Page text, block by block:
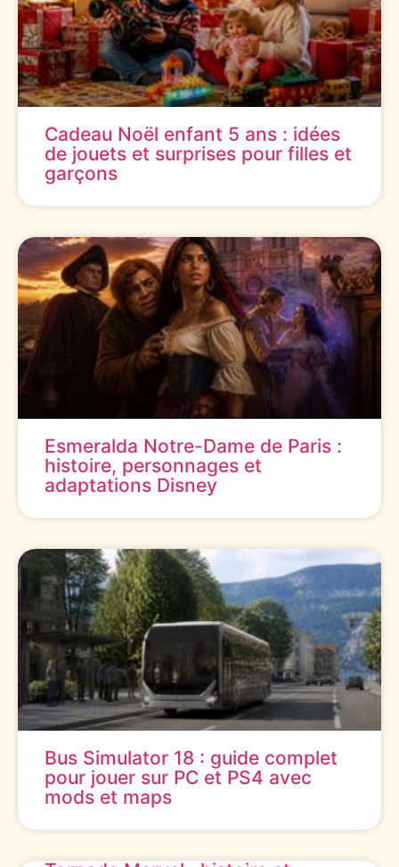
Cadeau Noël enfant 5 ans : idées
de jouets et surprises pour filles et
garçons
Esmeralda Notre-Dame de Paris :
histoire, personnages et
adaptations Disney
Bus Simulator 18 : guide complet
pour jouer sur PC et PS4 avec
mods et maps